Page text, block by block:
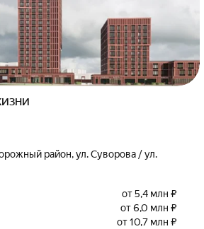
район, ул. Суворова / ул.
от 5,4 млн ₽
от 6,0 млн ₽
от 10,7 млн ₽